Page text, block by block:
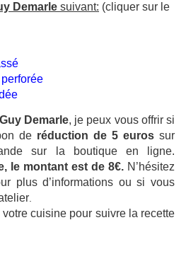
Demarle suivant: (cliquer sur le
sé
Guy Demarle, je peux vous offrir si
de réduction de 5 euros sur
sur la boutique en ligne.
le montant est de 8€. N’hésitez
plus d’informations ou si vous
cuisine pour suivre la recette